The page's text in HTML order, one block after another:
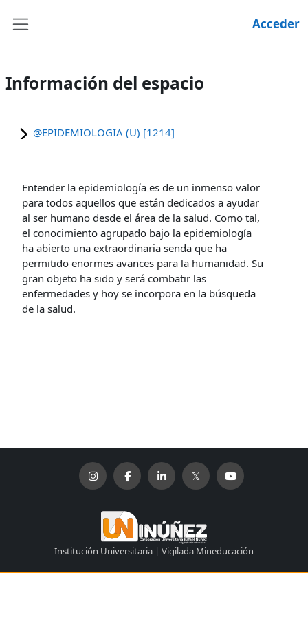
Acceder
Información del espacio
@EPIDEMIOLOGIA (U) [1214]
Entender la epidemiología es de un inmenso valor
para todos aquellos que están dedicados a ayudar
al ser humano desde el área de la salud. Como tal,
el conocimiento agrupado bajo la epidemiología
ha abierto una extraordinaria senda que ha
permitido enormes avances para la humanidad. Su
gran objeto ha sido y será combatir las
enfermedades y hoy se incorpora en la búsqueda
de la salud.
Institución Universitaria | Vigilada Mineducación